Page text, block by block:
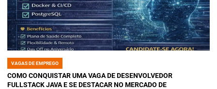
POSTED
IN
VAGAS DE EMPREGO
COMO CONQUISTAR UMA VAGA DE DESENVOLVEDOR
FULLSTACK JAVA E SE DESTACAR NO MERCADO DE